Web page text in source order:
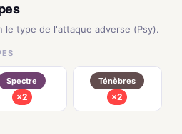
le type de l'attaque adverse (Psy).
Spectre
×2
Ténèbres
×2